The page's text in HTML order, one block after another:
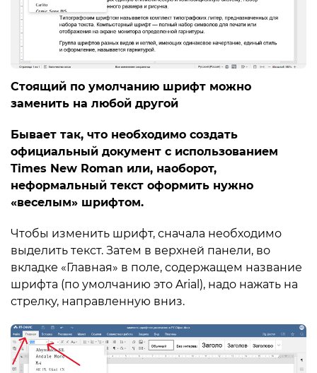
Стоящий по умолчанию шрифт можно
заменить на любой другой
Бывает так, что необходимо создать
официальный документ с использованием
Times New Roman или, наоборот,
неформальный текст оформить нужно
«веселым» шрифтом.
Чтобы изменить шрифт, сначала необходимо
выделить текст. Затем в верхней панели, во
вкладке «Главная» в поле, содержащем название
шрифта (по умолчанию это Arial), надо нажать на
стрелку, направленную вниз.